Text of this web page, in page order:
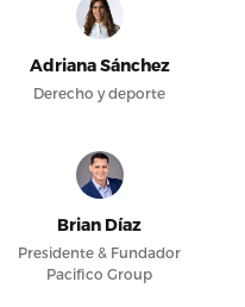
Adriana Sánchez
Derecho y deporte
Brian Díaz
Presidente & Fundador
Pacifico Group